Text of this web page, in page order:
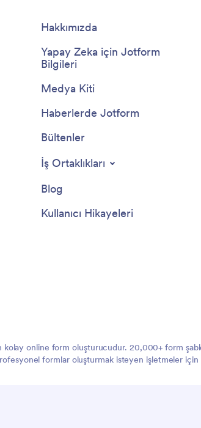
Hakkımızda
Yapay Zeka için Jotform
Bilgileri
Medya Kiti
Haberlerde Jotform
Bültenler
İş Ortaklıkları
Blog
Kullanıcı Hikayeleri
kolay online form oluşturucudur. 20,000+ form
formlar oluşturmak isteyen işletmeler için